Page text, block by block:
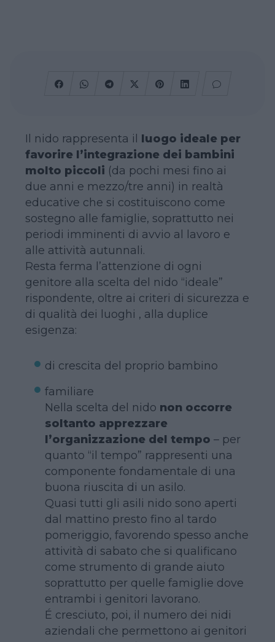
Il nido rappresenta il luogo ideale per
favorire l’integrazione dei bambini
molto piccoli (da pochi mesi fino ai
due anni e mezzo/tre anni) in realtà
educative che si costituiscono come
sostegno alle famiglie, soprattutto nei
periodi imminenti di avvio al lavoro e
alle attività autunnali.
Resta ferma l’attenzione di ogni
genitore alla scelta del nido “ideale”
rispondente, oltre ai criteri di sicurezza e
di qualità dei luoghi , alla duplice
esigenza:
di crescita del proprio bambino
familiare
Nella scelta del nido non occorre
soltanto apprezzare
l’organizzazione del tempo – per
quanto “il tempo” rappresenti una
componente fondamentale di una
buona riuscita di un asilo.
Quasi tutti gli asili nido sono aperti
dal mattino presto fino al tardo
pomeriggio, favorendo spesso anche
attività di sabato che si qualificano
come strumento di grande aiuto
soprattutto per quelle famiglie dove
entrambi i genitori lavorano.
É cresciuto, poi, il numero dei nidi
aziendali che permettono ai genitori